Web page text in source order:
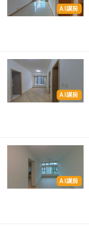
AI講房
AI講房
AI講房